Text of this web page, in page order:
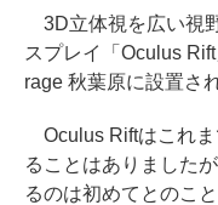
3D立体視を広い視
スプレイ「Oculus
rage 秋葉原に設置さ
Oculus Riftはこれま
ることはありました
るのは初めてとのこ